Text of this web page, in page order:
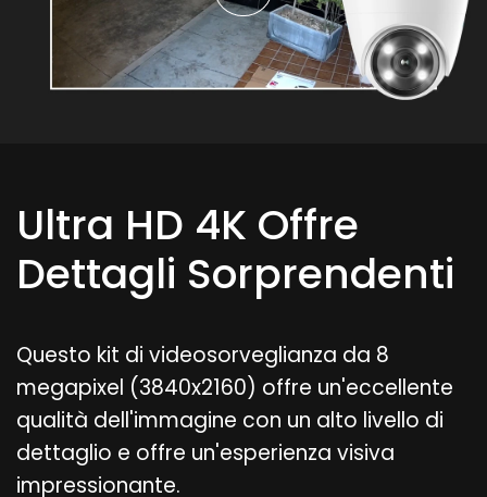
Ultra HD 4K Offre
Dettagli Sorprendenti
Questo kit di videosorveglianza da 8
megapixel (3840x2160) offre un'eccellente
qualità dell'immagine con un alto livello di
dettaglio e offre un'esperienza visiva
impressionante.